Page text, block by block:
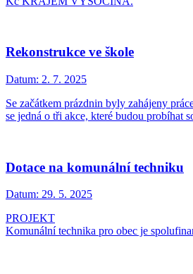
Rekonstrukce ve škole
Datum: 2. 7. 2025
Se začátkem prázdnin byly zahájeny
se jedná o tři akce, které budou probíhat
Dotace na komunální techniku
Datum: 29. 5. 2025
PROJEKT
Komunální technika pro obec je